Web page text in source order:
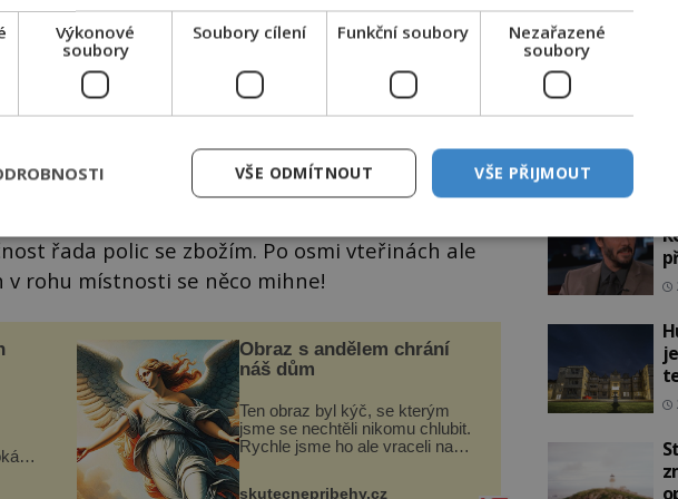
péči zdejšího sirotčince – pokud tu vůbec stál? Foto:
Pixabay
V setmělém a opuštěném obchodě je
řada polic se zbožím. Po osmi vteřinách ale
v rohu místnosti se něco mihne!
Obraz s andělem chrání
náš dům
Ten obraz byl kýč, se kterým
jsme se nechtěli nikomu chlubit.
Rychle jsme ho ale vraceli na
skutecnepribehy.cz
Výkonové
soubory
Soubory cílení Funkční soubory
Nezařazené
soubory
VŠE PŘIJMOUT
VŠE ODMÍTNOUT